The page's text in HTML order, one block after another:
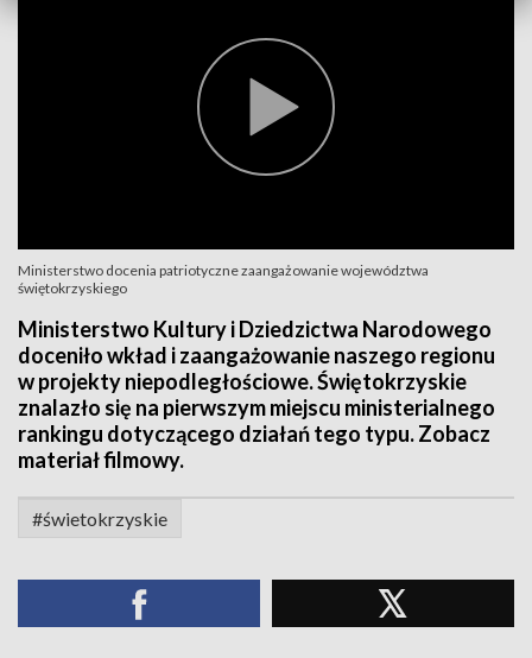
Ministerstwo docenia patriotyczne zaangażowanie województwa
świętokrzyskiego
Ministerstwo Kultury i Dziedzictwa Narodowego
doceniło wkład i zaangażowanie naszego regionu
w projekty niepodległościowe. Świętokrzyskie
znalazło się na pierwszym miejscu ministerialnego
rankingu dotyczącego działań tego typu. Zobacz
materiał filmowy.
#świetokrzyskie